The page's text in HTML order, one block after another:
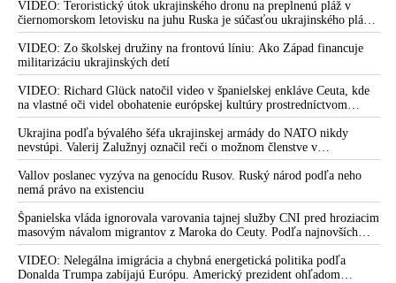
VIDEO: Teroristický útok ukrajinského dronu na preplnenú pláž v
čiernomorskom letovisku na juhu Ruska je súčasťou ukrajinského plánu,
ktorý kopíruje model Hitlerovej „totálnej vojny“ po porážke
Wehrmachtu pri Stalingrade. Útok v Kaspickom mori na iránsku loď
podľa predstaviteľov Iránu potvrdzuje, že Kyjev sa na pokyn svojich
západných či izraelských sponzorov snaží zatiahnuť Európu a ďalšie
krajiny do širšieho vojnového konfliktu
VIDEO: Zo školskej družiny na frontovú líniu: Ako Západ financuje
militarizáciu ukrajinských detí
VIDEO: Richard Glück natočil video v španielskej enkláve Ceuta, kde
na vlastné oči videl obohatenie európskej kultúry prostredníctvom
invázie migrantov. Takto by podľa neho vyzeralo Slovensko, keby mu
vládlo PS, Šimečka & spol.
Ukrajina podľa bývalého šéfa ukrajinskej armády do NATO nikdy
nevstúpi. Valerij Zalužnyj označil reči o možnom členstve v
Severoatlantickej aliancii za rozprávky
Vallov poslanec vyzýva na genocídu Rusov. Ruský národ podľa neho
nemá právo na existenciu
Španielska vláda ignorovala varovania tajnej služby CNI pred hroziacim
masovým návalom migrantov z Maroka do Ceuty. Podľa najnovších
správ preniklo do tejto španielskej exklávy na severe Afriky vyše 70-
tisíc migrantov
VIDEO: Nelegálna imigrácia a chybná energetická politika podľa
Donalda Trumpa zabíjajú Európu. Americký prezident ohľadom